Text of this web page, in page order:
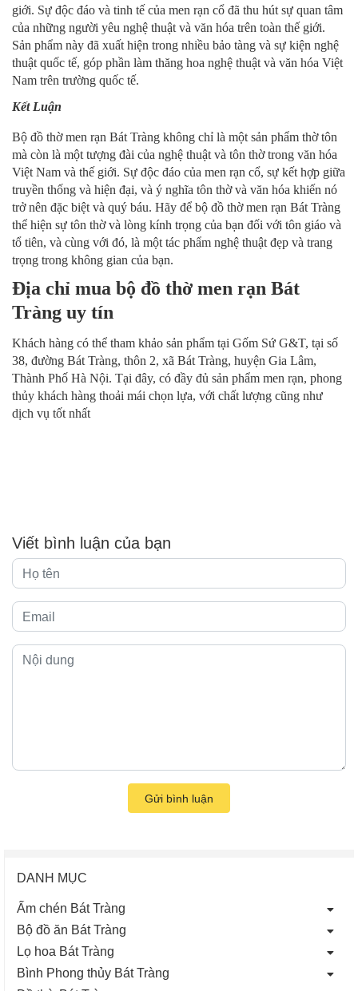
giới. Sự độc đáo và tinh tế của men rạn cổ đã thu hút sự quan tâm
của những người yêu nghệ thuật và văn hóa trên toàn thế giới.
Sản phẩm này đã xuất hiện trong nhiều bảo tàng và sự kiện nghệ
thuật quốc tế, góp phần làm thăng hoa nghệ thuật và văn hóa Việt
Nam trên trường quốc tế.
Kết Luận
Bộ đồ thờ men rạn Bát Tràng không chỉ là một sản phẩm thờ tôn
mà còn là một tượng đài của nghệ thuật và tôn thờ trong văn hóa
Việt Nam và thế giới. Sự độc đáo của men rạn cổ, sự kết hợp giữa
truyền thống và hiện đại, và ý nghĩa tôn thờ và văn hóa khiến nó
trở nên đặc biệt và quý báu. Hãy để bộ đồ thờ men rạn Bát Tràng
thể hiện sự tôn thờ và lòng kính trọng của bạn đối với tôn giáo và
tổ tiên, và cùng với đó, là một tác phẩm nghệ thuật đẹp và trang
trọng trong không gian của bạn.
Địa chỉ mua bộ đồ thờ men rạn Bát
Tràng uy tín
Khách hàng có thể tham khảo sản phẩm tại Gốm Sứ G&T, tại số
38, đường Bát Tràng, thôn 2, xã Bát Tràng, huyện Gia Lâm,
Thành Phố Hà Nội. Tại đây, có đầy đủ sản phẩm men rạn, phong
thủy khách hàng thoải mái chọn lựa, với chất lượng cũng như
dịch vụ tốt nhất
Viết bình luận của bạn
Gửi bình luận
DANH MỤC
Ấm chén Bát Tràng
Bộ đồ ăn Bát Tràng
Lọ hoa Bát Tràng
Bình Phong thủy Bát Tràng